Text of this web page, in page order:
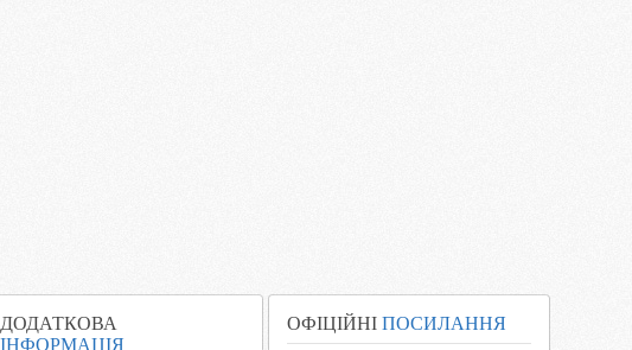
ДОДАТКОВА
ОФІЦІЙНІ ПОСИЛАННЯ